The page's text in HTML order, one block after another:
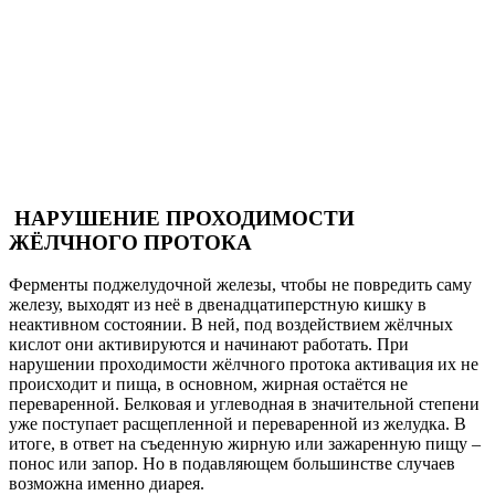
НАРУШЕНИЕ ПРОХОДИМОСТИ
ЖЁЛЧНОГО ПРОТОКА
Ферменты поджелудочной железы, чтобы не повредить саму
железу, выходят из неё в двенадцатиперстную кишку в
неактивном состоянии. В ней, под воздействием жёлчных
кислот они активируются и начинают работать. При
нарушении проходимости жёлчного протока активация их не
происходит и пища, в основном, жирная остаётся не
переваренной. Белковая и углеводная в значительной степени
уже поступает расщепленной и переваренной из желудка. В
итоге, в ответ на съеденную жирную или зажаренную пищу –
понос или запор. Но в подавляющем большинстве случаев
возможна именно диарея.